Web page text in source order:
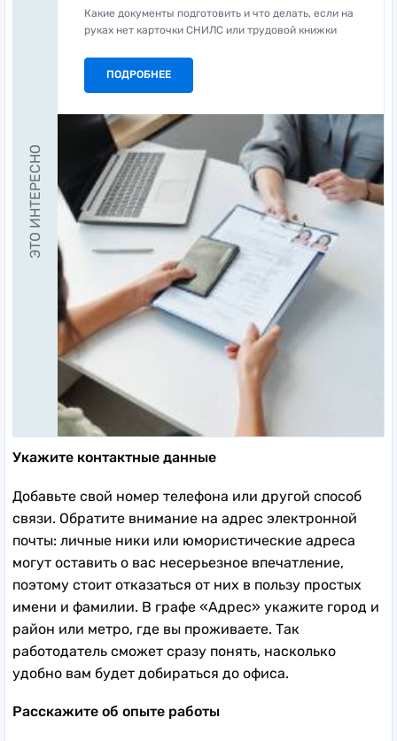
ЭТО ИНТЕРЕСНО
Какие документы подготовить и что делать, если на
руках нет карточки СНИЛС или трудовой книжки
ПОДРОБНЕЕ
Укажите контактные данные
Добавьте свой номер телефона или другой способ
связи. Обратите внимание на адрес электронной
почты: личные ники или юмористические адреса
могут оставить о вас несерьезное впечатление,
поэтому стоит отказаться от них в пользу простых
имени и фамилии. В графе «Адрес» укажите город и
район или метро, где вы проживаете. Так
работодатель сможет сразу понять, насколько
удобно вам будет добираться до офиса.
Расскажите об опыте работы